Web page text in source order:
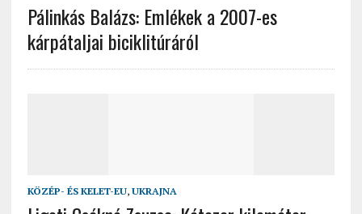
Pálinkás Balázs: Emlékek a 2007-es
kárpátaljai biciklitúráról
KÖZÉP- ÉS KELET-EU, UKRAJNA